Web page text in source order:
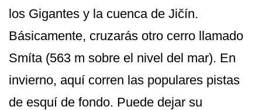
los Gigantes y la cuenca de Jičín.
Básicamente, cruzarás otro cerro llamado
Smíta (563 m sobre el nivel del mar). En
invierno, aquí corren las populares pistas
de esquí de fondo. Puede dejar su